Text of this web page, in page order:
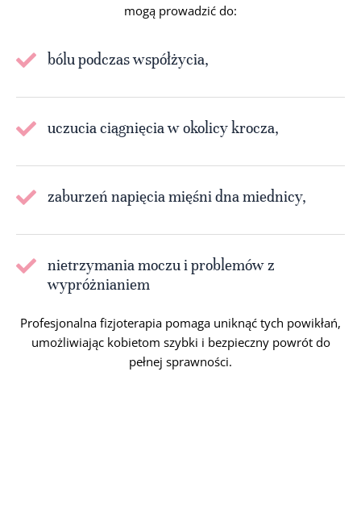
mogą prowadzić do:
bólu podczas współżycia,
uczucia ciągnięcia w okolicy krocza,
zaburzeń napięcia mięśni dna miednicy,
nietrzymania moczu i problemów z
wypróżnianiem
Profesjonalna fizjoterapia pomaga uniknąć tych powikłań,
umożliwiając kobietom szybki i bezpieczny powrót do
pełnej sprawności.